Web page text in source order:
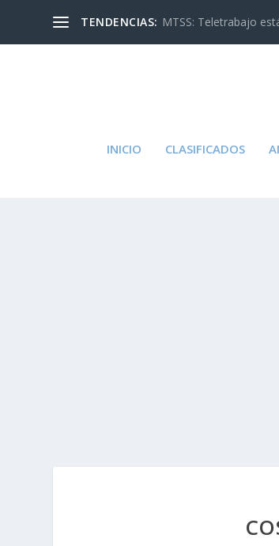
TENDENCIAS: MTSS: Teletrabajo
INICIO CLASIFICADOS